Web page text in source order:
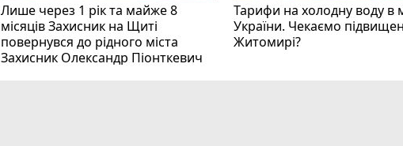
Лише через 1 рік та майже 8
місяців Захисник на Щиті
повернувся до рідного міста
Захисник Олександр Піонткевич
Тарифи на холодну воду в
України. Чекаємо
Житомирі?